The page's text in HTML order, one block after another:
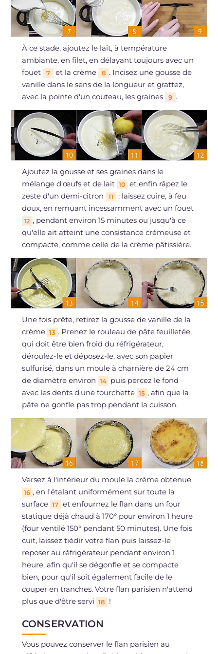
À ce stade, ajoutez le lait, à température
ambiante, en filet, en délayant toujours avec un
fouet
7 et la crème 8 . Incisez une gousse de
vanille dans le sens de la longueur et grattez,
avec la pointe d'un couteau, les graines
9 .
Ajoutez la gousse et ses graines dans le
mélange d'œufs et de lait 10 et enfin râpez le
zeste d'un demi-citron
11
; laissez cuire, à feu
doux, en remuant incessamment avec un fouet
12 , pendant environ 15 minutes ou jusqu'à ce
qu'elle ait atteint une consistance crémeuse et
compacte, comme celle de la crème pâtissière.
Une fois prête, retirez la gousse de vanille de la
crème 13 . Prenez le rouleau de pâte feuilletée,
qui doit être bien froid du réfrigérateur,
déroulez-le et déposez-le, avec son papier
sulfurisé, dans un moule à charnière de 24 cm
de diamètre environ 14 puis percez le fond
avec les dents d'une fourchette 15 , afin que la
pâte ne gonfle pas trop pendant la cuisson.
Versez à l'intérieur du moule la crème obtenue
16 , en l'étalant uniformément sur toute la
surface 17 et enfournez le flan dans un four
statique déjà chaud à 170° pour environ 1 heure
(four ventilé 150° pendant 50 minutes). Une fois
cuit, laissez tiédir votre flan puis laissez-le
reposer au réfrigérateur pendant environ 1
heure, afin qu'il se dégonfle et se compacte
bien, pour qu'il soit également facile de le
couper en tranches. Votre flan parisien n'attend
plus que d'être servi 18 !
CONSERVATION
Vous pouvez conserver le flan parisien au